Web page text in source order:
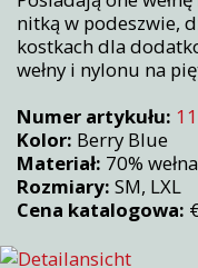
nitką w podeszwie,
kostkach dla
wełny i nylonu na
Numer artykułu:
Kolor: Berry Blue
Materiał: 70%
Rozmiary: SM, LXL
Cena katalogowa: